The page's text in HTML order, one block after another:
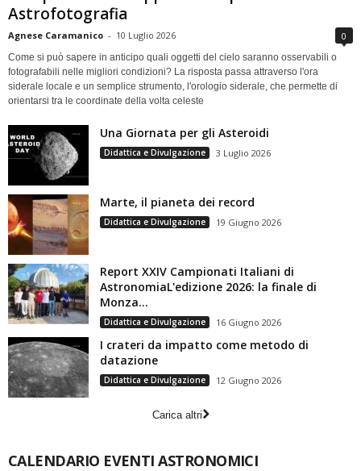
Astrofotografia
Agnese Caramanico - 10 Luglio 2026 0
Come si può sapere in anticipo quali oggetti del cielo saranno osservabili o
fotografabili nelle migliori condizioni? La risposta passa attraverso l'ora
siderale locale e un semplice strumento, l'orologio siderale, che permette di
orientarsi tra le coordinate della volta celeste
Una Giornata per gli Asteroidi
Didattica e Divulgazione 3 Luglio 2026
Marte, il pianeta dei record
Didattica e Divulgazione 19 Giugno 2026
Report XXIV Campionati Italiani di
AstronomiaL'edizione 2026: la finale di
Monza...
Didattica e Divulgazione 16 Giugno 2026
I crateri da impatto come metodo di
datazione
Didattica e Divulgazione 12 Giugno 2026
Carica altri
CALENDARIO EVENTI ASTRONOMICI